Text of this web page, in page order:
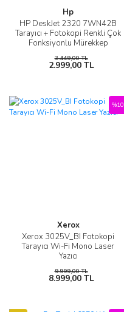
Hp
HP DeskJet 2320 7WN42B
Tarayıcı + Fotokopi Renkli Çok
Fonksiyonlu Mürekkep
3.449,00 TL
2.999,00 TL
Xerox
Xerox 3025V_BI Fotokopi
Tarayıcı Wi-Fi Mono Laser
Yazıcı
%10
9.999,00 TL
8.999,00 TL